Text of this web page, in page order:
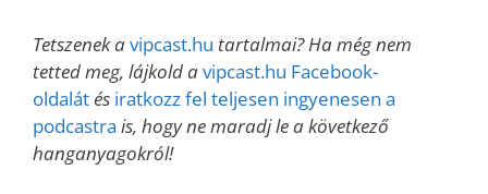
Tetszenek avipcast.hu tartalmai? Ha még nem
tetted meg, lájkold avipcast.hu Facebook-
oldalátés iratkozz fel teljesen ingyenesen a
podcastra is, hogy ne maradj le a következő
hanganyagokról!